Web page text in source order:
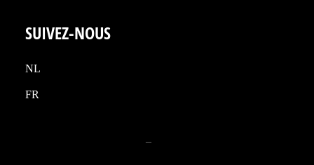
SUIVEZ-NOUS
NL
FR
–